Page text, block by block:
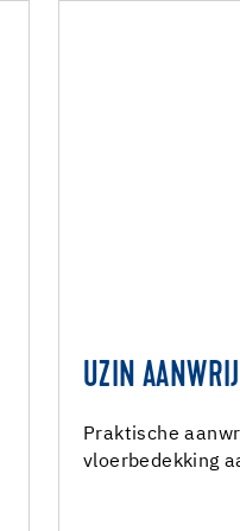
UZIN
Praktische
vloerbedekking